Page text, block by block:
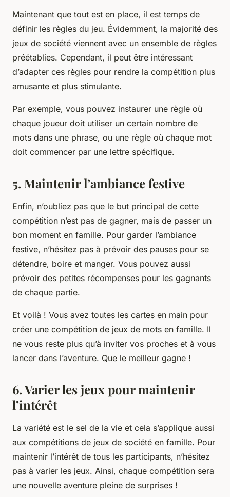
Maintenant que tout est en place, il est temps de
définir les règles du jeu. Évidemment, la majorité des
jeux de société viennent avec un ensemble de règles
préétablies. Cependant, il peut être intéressant
d’adapter ces règles pour rendre la compétition plus
amusante et plus stimulante.
Par exemple, vous pouvez instaurer une règle où
chaque joueur doit utiliser un certain nombre de
mots dans une phrase, ou une règle où chaque mot
doit commencer par une lettre spécifique.
5. Maintenir l’ambiance festive
Enfin, n’oubliez pas que le but principal de cette
compétition n’est pas de gagner, mais de passer un
bon moment en famille. Pour garder l’ambiance
festive, n’hésitez pas à prévoir des pauses pour se
détendre, boire et manger. Vous pouvez aussi
prévoir des petites récompenses pour les gagnants
de chaque partie.
Et voilà ! Vous avez toutes les cartes en main pour
créer une compétition de jeux de mots en famille. Il
ne vous reste plus qu’à inviter vos proches et à vous
lancer dans l’aventure. Que le meilleur gagne !
6. Varier les jeux pour maintenir
l’intérêt
La variété est le sel de la vie et cela s’applique aussi
aux compétitions de jeux de société en famille. Pour
maintenir l’intérêt de tous les participants, n’hésitez
pas à varier les jeux. Ainsi, chaque compétition sera
une nouvelle aventure pleine de surprises !